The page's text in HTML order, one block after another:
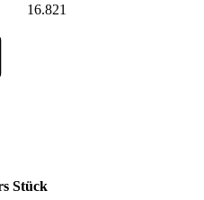
16.821
Stück